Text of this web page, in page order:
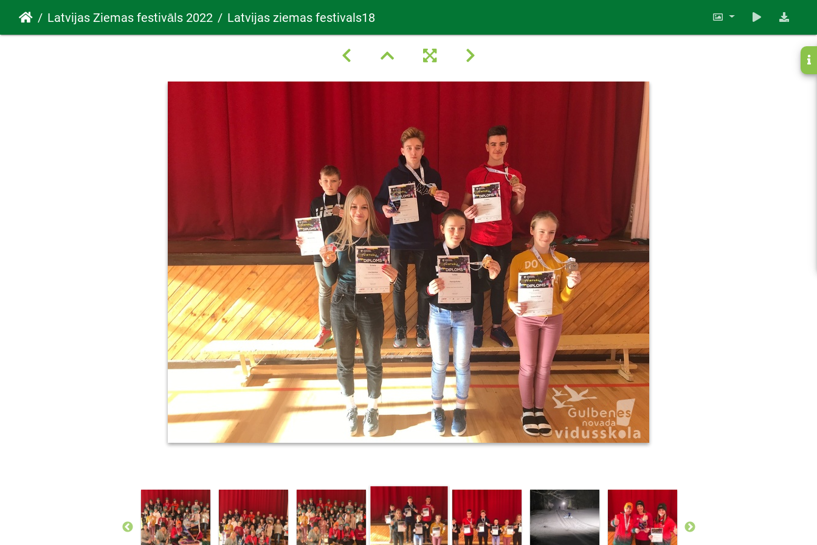
Latvijas Ziemas festivāls 2022 Latvijas ziemas festivals18